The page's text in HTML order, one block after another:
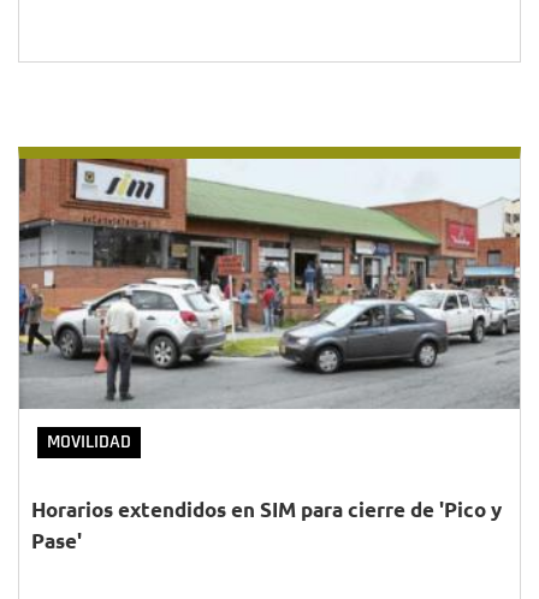
MOVILIDAD
Horarios extendidos en SIM para cierre de 'Pico y
Pase'